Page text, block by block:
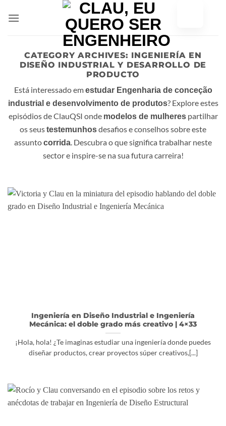
para
CATEGORY ARCHIVES: INGENIERÍA EN
DISEÑO INDUSTRIAL Y DESARROLLO DE
PRODUCTO
Está interessado emestudar Engenharia de conceção
industrial e desenvolvimento de produtos? Explore estes
episódios de ClauQSI onde modelos de mulherespartilhar
os seustestemunhosdesafios e conselhos sobre este
assuntocorrida. Descubra o que significa trabalhar neste
sector e inspire-se na sua futura carreira!
Ingeniería en Diseño Industrial e Ingeniería
Mecánica: el doble grado más creativo | 4×33
¡Hola, hola! ¿Te imaginas estudiar una ingeniería donde puedes
diseñar productos, crear proyectos súper creativos,[...]